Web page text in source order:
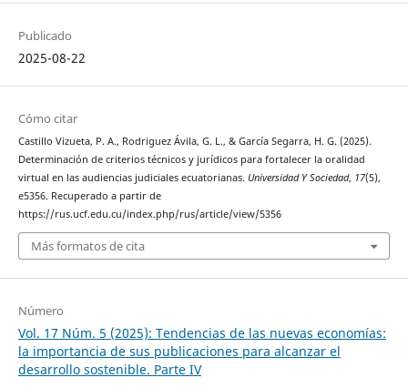
Publicado
2025-08-22
Cómo citar
Castillo Vizueta, P. A., Rodriguez Ávila, G. L., & García Segarra, H. G. (2025).
Determinación de criterios técnicos y jurídicos para fortalecer la oralidad
virtual en las audiencias judiciales ecuatorianas. Universidad Y Sociedad, 17(5),
e5356. Recuperado a partir de
https://rus.ucf.edu.cu/index.php/rus/article/view/5356
Más formatos de cita
Número
Vol. 17 Núm. 5 (2025): Tendencias de las nuevas economías:
la importancia de sus publicaciones para alcanzar el
desarrollo sostenible. Parte IV